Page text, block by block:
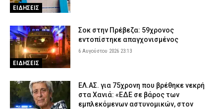
ΕΙΔΗΣΕΙΣ
ΕΙΔΗΣΕΙΣ
Σοκ στην Πρέβεζα: 59χρονος
εντοπίστηκε απαγχονισμένος
6 Αυγούστου 2026 23:13
ΕΛ.ΑΣ. για 75χρονη που βρέθηκε νεκρή
στα Χανιά: «ΕΔΕ σε βάρος των
εμπλεκόμενων αστυνομικών, στον